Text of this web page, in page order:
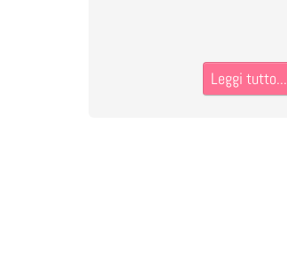
Leggi tutto...